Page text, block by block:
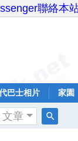
聯絡本
巴士相片 家園
文章